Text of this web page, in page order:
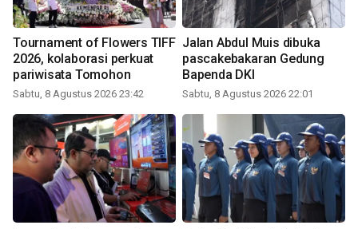
Tournament of Flowers TIFF
2026, kolaborasi perkuat
pariwisata Tomohon
Sabtu, 8 Agustus 2026 23:42
Jalan Abdul Muis dibuka
pascakebakaran Gedung
Bapenda DKI
Sabtu, 8 Agustus 2026 22:01